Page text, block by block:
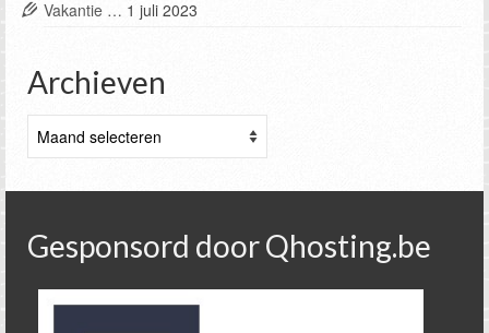
Vakantie … 1 juli 2023
Archieven
Gesponsord door Qhosting.be